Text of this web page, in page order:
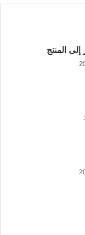
المنتج